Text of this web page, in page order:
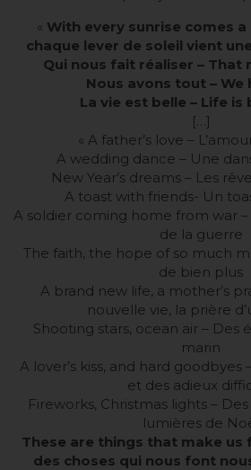
« With every sunrise comes a
chaque lever de soleil vient
Qui nous fait réaliser – That
Nous avons tout – We
La vie est belle – Life is
[…]
« A father’s love –
A wedding dance – Une
New Year’s dreams – Les
A toast with friends- Un
A soldier coming home from war
de la guerre
The faith, the hope of so much
de bien plus
A brand new life, a mother’s
nouvelle vie, la prière
Shooting stars, ocean air – Des
marin
A lover’s kiss, and hard goodbyes
et des adieux
Fireworks, Christmas lights –
lumières de
These are things that make us
des choses qui nous font